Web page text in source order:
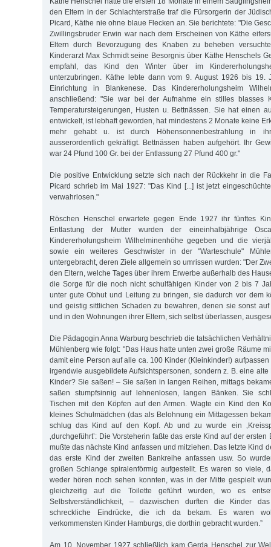
den Eltern in der Schlachterstraße traf die Fürsorgerin der
Picard, Käthe nie ohne blaue Flecken an. Sie berichtete: "Die
Zwillingsbruder Erwin war nach dem Erscheinen von Käthe
Eltern durch Bevorzugung des Knaben zu beheben
Kinderarzt Max Schmidt seine Besorgnis über Käthe Henschels
empfahl, das Kind den Winter über im
unterzubringen. Käthe lebte dann vom 9. August 1926 bis 19.
Einrichtung in Blankenese. Das Kindererholungsheim
anschließend: "Sie war bei der Aufnahme ein stilles blasses
Temperatursteigerungen, Husten u. Bettnässen. Sie hat einen
entwickelt, ist lebhaft geworden, hat mindestens 2 Monate keine
mehr gehabt u. ist durch Höhensonnenbestrahlung in
ausserordentlich gekräftigt. Bettnässen haben aufgehört. Ihr
war 24 Pfund 100 Gr. bei der Entlassung 27 Pfund 400 gr."
Die positive Entwicklung setzte sich nach der Rückkehr in die
Picard schrieb im Mai 1927: "Das Kind [...] ist jetzt
verwahrlosen."
Röschen Henschel erwartete gegen Ende 1927 ihr fünftes
Entlastung der Mutter wurden der eineinhalbjährige
Kindererholungsheim Wilhelminenhöhe gegeben und die
sowie ein weiteres Geschwister in der "Warteschule"
untergebracht, deren Ziele allgemein so umrissen wurden: "Der
den Eltern, welche Tages über ihrem Erwerbe außerhalb des
die Sorge für die noch nicht schulfähigen Kinder von 2 bis 7
unter gute Obhut und Leitung zu bringen, sie dadurch vor dem
und geistig sittlichen Schaden zu bewahren, denen sie sonst
und in den Wohnungen ihrer Eltern, sich selbst überlassen,
Die Pädagogin Anna Warburg beschrieb die tatsächlichen
Mühlenberg wie folgt: "Das Haus hatte unten zwei große Räume
damit eine Person auf alle ca. 100 Kinder (Kleinkinder!)
irgendwie ausgebildete Aufsichtspersonen, sondern z. B. eine
Kinder? Sie saßen! – Sie saßen in langen Reihen, mittags
saßen stumpfsinnig auf lehnenlosen, langen Bänken. Sie
Tischen mit den Köpfen auf den Armen. Wagte ein Kind den
kleines Schulmädchen (das als Belohnung ein Mittagessen
schlug das Kind auf den Kopf. Ab und zu wurde ein
‚durchgeführt’: Die Vorsteherin faßte das erste Kind auf der
mußte das nächste Kind anfassen und mitziehen. Das letzte Kind
das erste Kind der zweiten Bankreihe anfassen usw. So
großen Schlange spiralenförmig aufgestellt. Es waren so viele,
weder hören noch sehen konnten, was in der Mitte gespielt
gleichzeitig auf die Toilette geführt wurden, wo es
Selbstverständlichkeit, – dazwischen durften die Kinder
schreckliche Eindrücke, die ich da bekam. Es waren
verkommensten Kinder Hamburgs, die dorthin gebracht wurden.”
Am 10. November 1927 schließlich kam Gerda Henschel zur